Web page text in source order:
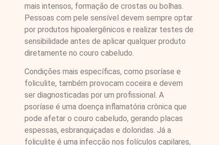
mais intensos, formação de crostas ou bolhas.
Pessoas com pele sensível devem sempre optar
por produtos hipoalergênicos e realizar testes de
sensibilidade antes de aplicar qualquer produto
diretamente no couro cabeludo.
Condições mais específicas, como psoríase e
foliculite, também provocam coceira e devem
ser diagnosticadas por um profissional. A
psoríase é uma doença inflamatória crônica que
pode afetar o couro cabeludo, gerando placas
espessas, esbranquiçadas e doloridas. Já a
foliculite é uma infecção nos folículos capilares,